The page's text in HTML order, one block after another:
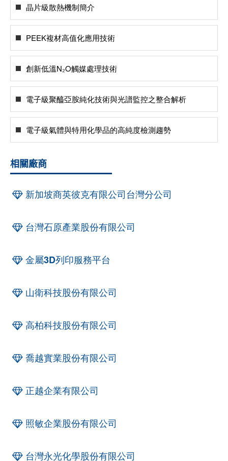
晶片級散熱機制簡介
PEEK複材高值化應用技術
創新低溫N₂O觸媒處理技術
電子級聚醯亞胺純化技術與光譜監控之整合解析
電子級氣體與特用化學品的高純度檢測趨勢
相關廠商
新加坡商英彼克有限公司台灣分公司
台灣石原產業股份有限公司
金屬3D列印服務平台
山衛科技股份有限公司
高柏科技股份有限公司
喬越實業股份有限公司
正越企業有限公司
照敏企業股份有限公司
台灣永光化學股份有限公司